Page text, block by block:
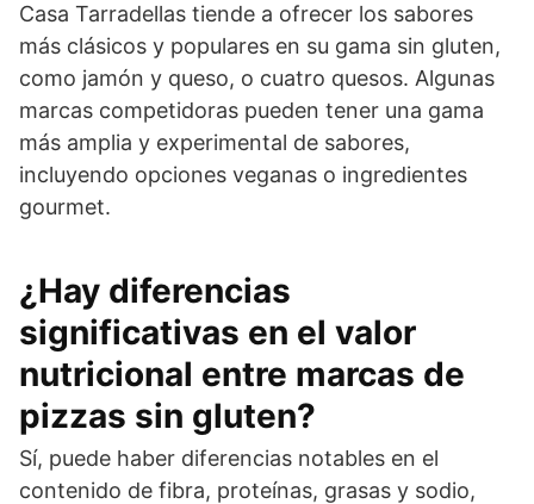
Casa Tarradellas tiende a ofrecer los sabores
más clásicos y populares en su gama sin gluten,
como jamón y queso, o cuatro quesos. Algunas
marcas competidoras pueden tener una gama
más amplia y experimental de sabores,
incluyendo opciones veganas o ingredientes
gourmet.
¿Hay diferencias
significativas en el valor
nutricional entre marcas de
pizzas sin gluten?
Sí, puede haber diferencias notables en el
contenido de fibra, proteínas, grasas y sodio,